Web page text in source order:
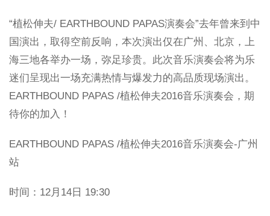
“植松伸夫/ EARTHBOUND PAPAS演奏会”去年曾来到中
国演出，取得空前反响，本次演出仅在广州、北京，上
海三地各举办一场，弥足珍贵。此次音乐演奏会将为乐
迷们呈现出一场充满热情与爆发力的高品质现场演出。
EARTHBOUND PAPAS /植松伸夫2016音乐演奏会，期
待你的加入！
EARTHBOUND PAPAS /植松伸夫2016音乐演奏会-广州
站
时间：12月14日 19:30